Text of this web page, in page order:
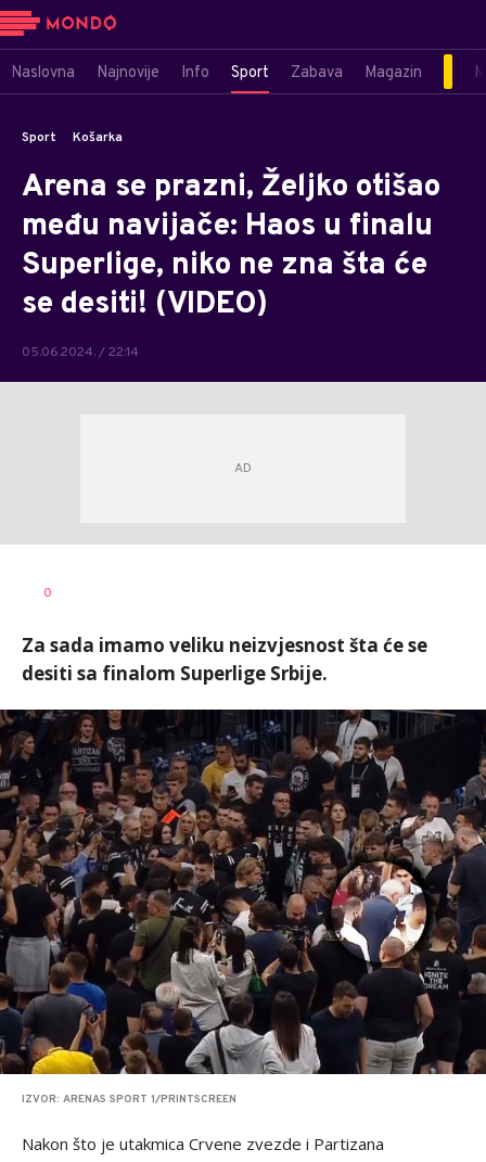
Naslovna Najnovije Info Sport Zabava Magazin
Sport Košarka
Arena se prazni, Željko otišao
među navijače: Haos u finalu
Superlige, niko ne zna šta će
se desiti! (VIDEO)
05.06.2024. / 22:14
AUTOR
0
Za sada imamo veliku neizvjesnost šta će se
desiti sa finalom Superlige Srbije.
IZVOR: ARENAS SPORT 1/PRINTSCREEN
Nakon što je utakmica Crvene zvezde i Partizana